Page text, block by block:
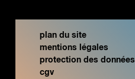
plan du site
mentions légales
protection des données
cgv